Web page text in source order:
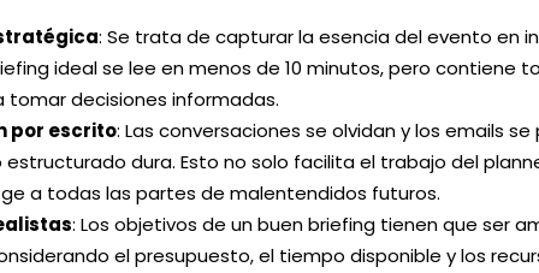
: Se trata de capturar la esencia del evento en
ideal se lee en menos de 10 minutos, pero contiene
tomar decisiones informadas.
por escrito: Las conversaciones se olvidan y los emails se
dura. Esto no solo facilita el trabajo del
a todas las partes de malentendidos futuros.
: Los objetivos de un buen briefing tienen que ser
el presupuesto, el tiempo disponible y los